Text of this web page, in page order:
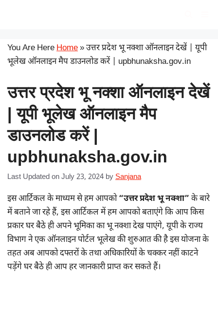
You Are HereHome»उत्तर प्रदेश भू नक्शा ऑनलाइन देखें | यूपी
भूलेख ऑनलाइन मैप डाउनलोड करें | upbhunaksha.gov.in
उत्तर प्रदेश भू नक्शा ऑनलाइन देखें
| यूपी भूलेख ऑनलाइन मैप
डाउनलोड करें |
upbhunaksha.gov.in
Last Updated on July 23, 2024 by Sanjana
इस आर्टिकल के माध्यम से हम आपको“उत्तर प्रदेश भू नक्शा” के बारे
में बताने जा रहे हैं, इस आर्टिकल में हम आपको बताएंगे कि आप किस
प्रकार घर बैठे ही अपने भूमिका का भू नक्शा देख पाएंगे, यूपी के राज्य
विभाग ने एक ऑनलाइन पोर्टल भूलेख की शुरुआत की है इस योजना के
तहत अब आपको दफ्तरों के तथा अधिकारियों के चक्कर नहीं काटने
पड़ेंगे घर बैठे ही आप हर जानकारी प्राप्त कर सकते हैं।